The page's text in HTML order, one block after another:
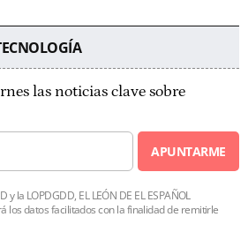
las noticias clave sobre
APUNTARME
la LOPDGDD, EL LEÓN DE EL ESPAÑOL
los datos facilitados con la finalidad de remitirle